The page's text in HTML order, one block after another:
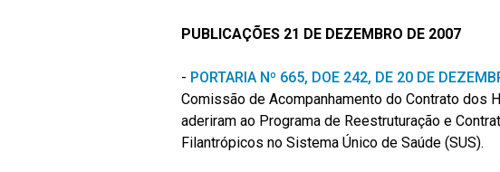
PUBLICAÇÕES 21 DE DEZEMBRO DE 2007
- PORTARIA Nº 665, DOE 242, DE 20 DE
Comissão de Acompanhamento do Contrato dos
aderiram ao Programa de Reestruturação e
Filantrópicos no Sistema Único de Saúde (SUS).